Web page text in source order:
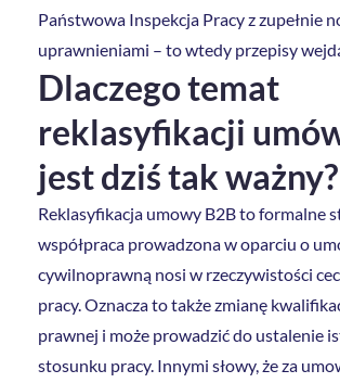
Państwowa Inspekcja Pracy z zupełnie
uprawnieniami – to wtedy przepisy
Dlaczego temat
reklasyfikacji
jest dziś tak ważny?
Reklasyfikacja umowy B2B to formalne
współpraca prowadzona w oparciu o
cywilnoprawną nosi w rzeczywistości
pracy. Oznacza to także zmianę
prawnej i może prowadzić do ustalenie
stosunku pracy. Innymi słowy, że za